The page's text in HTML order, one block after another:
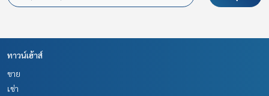
ทาวน์เฮ้าส์
ขาย
เช่า